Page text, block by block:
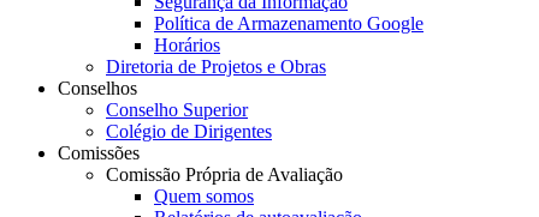
Política de Armazenamento Google
Horários
Diretoria de Projetos e Obras
Conselhos
Conselho Superior
Colégio de Dirigentes
Comissões
Comissão Própria de Avaliação
Quem somos